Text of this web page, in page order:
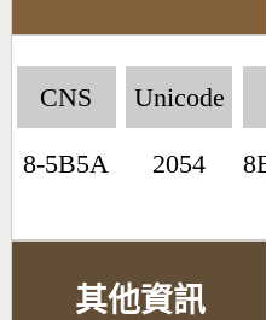
CNS
8-5B5A
Unicode
2054
其他資訊